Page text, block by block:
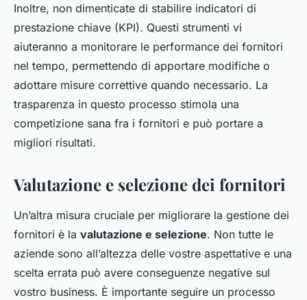
Inoltre, non dimenticate di stabilire indicatori di
prestazione chiave (KPI). Questi strumenti vi
aiuteranno a monitorare le performance dei fornitori
nel tempo, permettendo di apportare modifiche o
adottare misure correttive quando necessario. La
trasparenza in questo processo stimola una
competizione sana fra i fornitori e può portare a
migliori risultati.
Valutazione e selezione dei fornitori
Un’altra misura cruciale per migliorare la gestione dei
fornitori è la valutazione e selezione. Non tutte le
aziende sono all’altezza delle vostre aspettative e una
scelta errata può avere conseguenze negative sul
vostro business. È importante seguire un processo